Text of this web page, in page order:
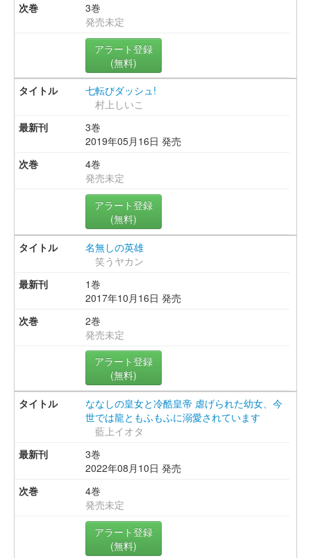
3巻
発売未定
アラート登録
(無料)
七転びダッシュ!
村上しいこ
3巻
2019年05月16日 発売
4巻
発売未定
アラート登録
(無料)
名無しの英雄
笑うヤカン
1巻
2017年10月16日 発売
2巻
発売未定
アラート登録
(無料)
ななしの皇女と冷酷皇帝 虐げられた幼女、今
世では龍ともふもふに溺愛されています
藍上イオタ
3巻
2022年08月10日 発売
4巻
発売未定
アラート登録
(無料)